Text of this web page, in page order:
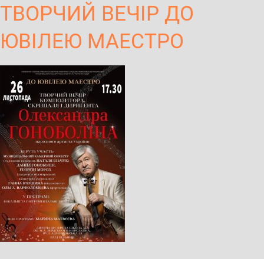
ТВОРЧИЙ ВЕЧІР ДО
ЮВІЛЕЮ МАЕСТРО